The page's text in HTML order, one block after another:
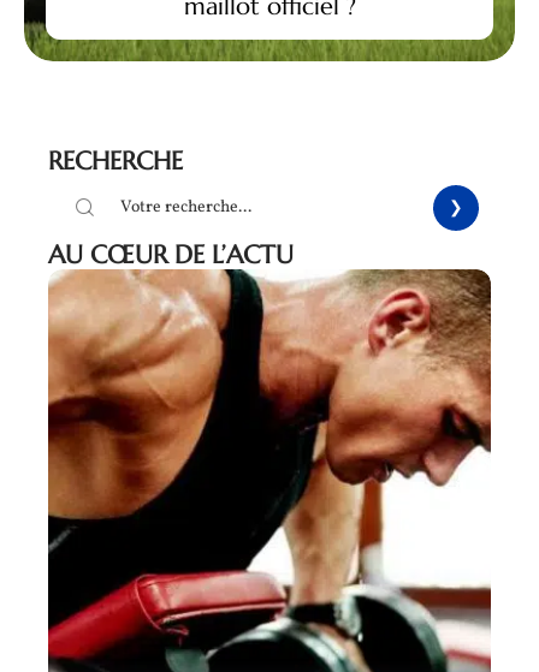
RECHERCHE
AU CŒUR DE L’ACTU